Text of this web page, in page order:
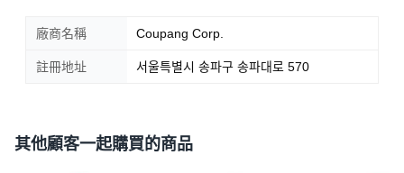
廠商名稱 Coupang Corp.
註冊地址 서울특별시 송파구 송파대로 570
其他顧客一起購買的商品